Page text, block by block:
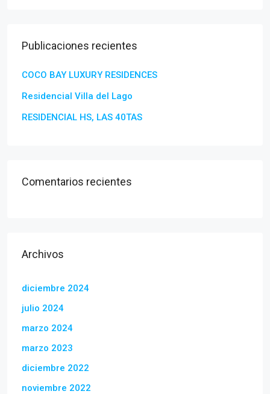
Publicaciones recientes
COCO BAY LUXURY RESIDENCES
Residencial Villa del Lago
RESIDENCIAL HS, LAS 40TAS
Comentarios recientes
Archivos
diciembre 2024
julio 2024
marzo 2024
marzo 2023
diciembre 2022
noviembre 2022